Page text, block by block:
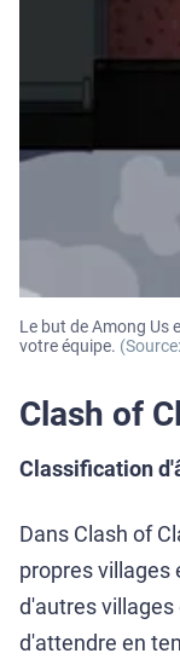
Le but de Among Us
votre équipe.
Clash of
Classification
Dans Clash of
propres villages
d'autres villages
d'attendre en